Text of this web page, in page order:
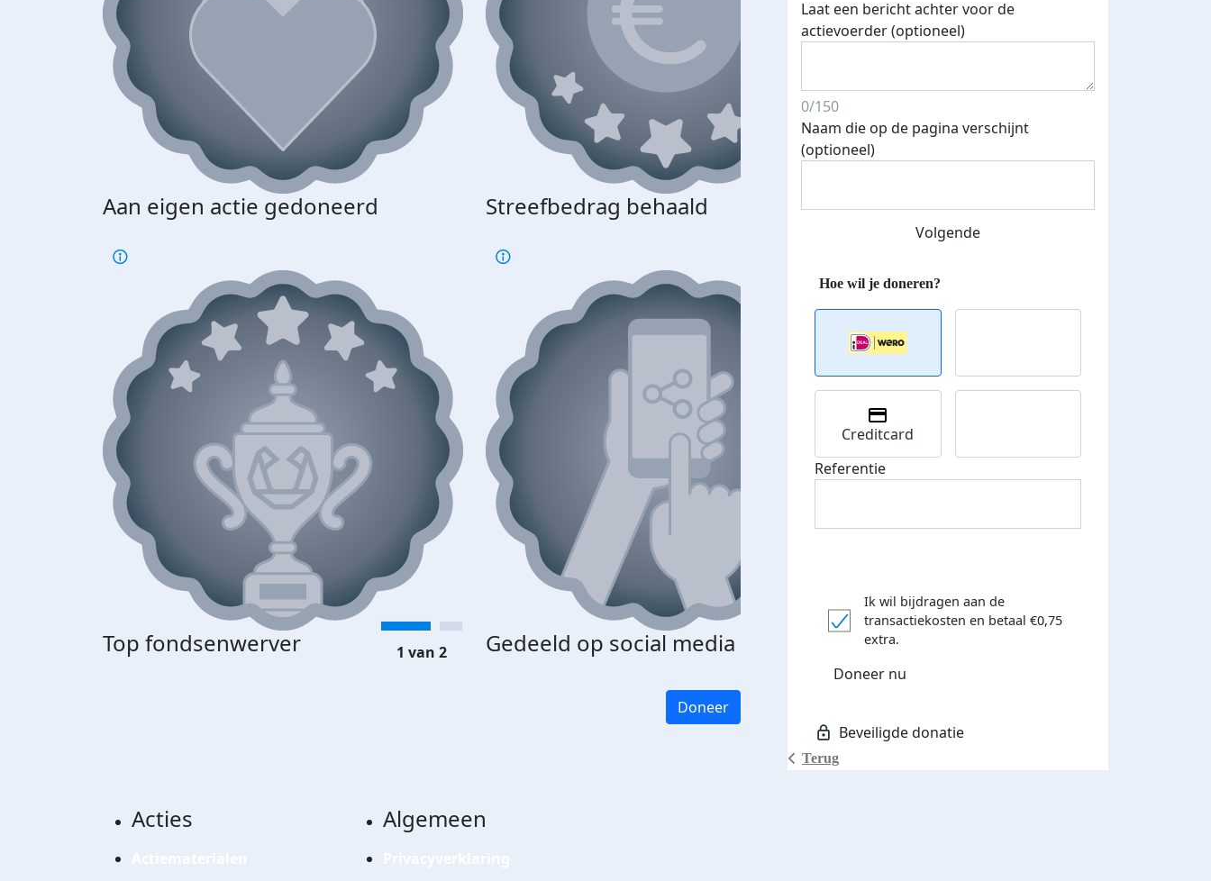
Aan eigen actie gedoneerd Streefbedrag behaald Streefbedrag verhoogd
Top fondsenwerver Gedeeld op social media Donateurs bedankt
1 van 2
Doneer
Laat een bericht achter voor de
actievoerder (optioneel)
0/150
Naam die op de pagina verschijnt
(optioneel)
Volgende
Terug
Creditcard
Referentie
Ik wil bijdragen aan de
transactiekosten en betaal €0,75
extra.
Doneer nu
Acties Algemeen